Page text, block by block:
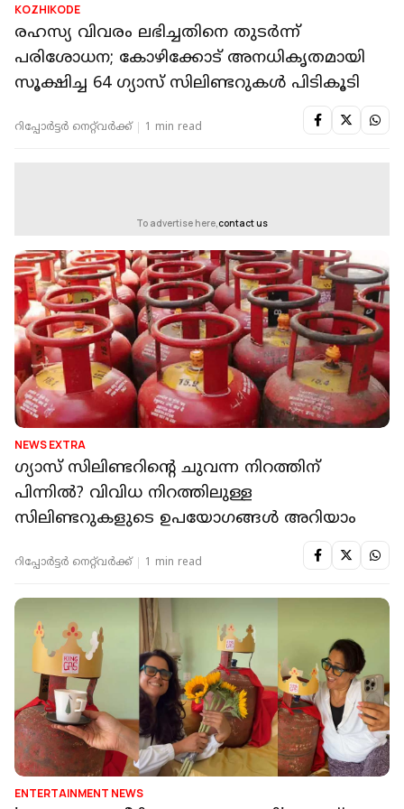
KOZHIKODE
രഹസ്യ വിവരം ലഭിച്ചതിനെ തുടർന്ന്
പരിശോധന; കോഴിക്കോട് അനധികൃതമായി
സൂക്ഷിച്ച 64 ഗ്യാസ് സിലിണ്ടറുകൾ പിടികൂടി
റിപ്പോർട്ടർ നെറ്റ്‌വര്‍ക്ക്‌ 1 min read
To advertise here,contact us
NEWS EXTRA
ഗ്യാസ് സിലിണ്ടറിന്റെ ചുവന്ന നിറത്തിന്
പിന്നില്‍? വിവിധ നിറത്തിലുള്ള
സിലിണ്ടറുകളുടെ ഉപയോഗങ്ങള്‍ അറിയാം
റിപ്പോർട്ടർ നെറ്റ്‌വര്‍ക്ക്‌ 1 min read
ENTERTAINMENT NEWS